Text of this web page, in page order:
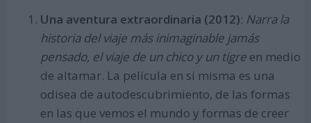
Una aventura extraordinaria (2012): Narra la
historia del viaje más inimaginable jamás
pensado, el viaje de un chico y un tigreen medio
de altamar. La película en sí misma es una
odisea de autodescubrimiento, de las formas
en las que vemos el mundo y formas de creer